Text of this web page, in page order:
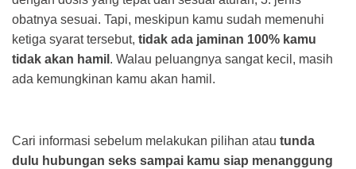
obatnya sesuai. Tapi, meskipun kamu sudah memenuhi
ketiga syarat tersebut, tidak ada jaminan 100% kamu
tidak akan hamil . Walau peluangnya sangat kecil, masih
ada kemungkinan kamu akan hamil.
Cari informasi sebelum melakukan pilihan atau tunda
dulu hubungan seks sampai kamu siap menanggung